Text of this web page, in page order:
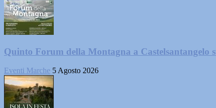
Quinto Forum della Montagna a Castelsantangelo
Eventi Marche 5 Agosto 2026